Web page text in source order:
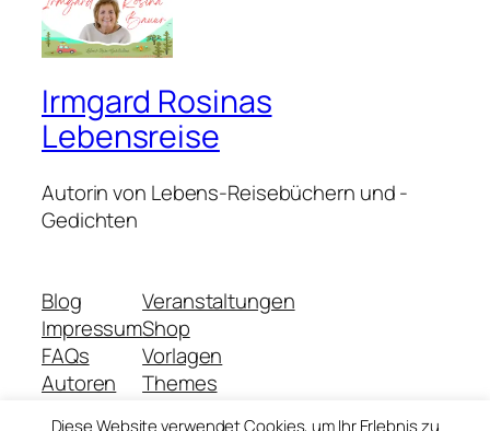
Irmgard Rosinas
Lebensreise
Autorin von Lebens-Reisebüchern und -
Gedichten
Blog
Impressum
FAQs
Autoren
Veranstaltungen
Shop
Vorlagen
Themes
Diese Website verwendet Cookies, um Ihr Erlebnis zu